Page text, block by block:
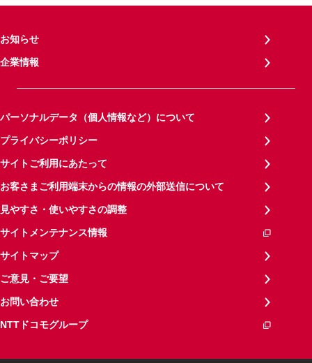
お知らせ
企業情報
パーソナルデータ（個人情報など）について
プライバシーポリシー
サイトご利用にあたって
お客さまご利用端末からの情報の外部送信について
見やすさ・使いやすさの調整
サイトメンテナンス情報
サイトマップ
ご意見・ご要望
お問い合わせ
NTTドコモグループ